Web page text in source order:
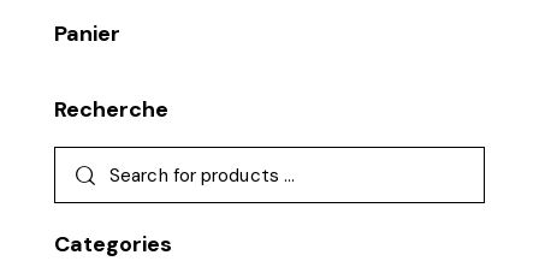
Panier
Recherche
Categories